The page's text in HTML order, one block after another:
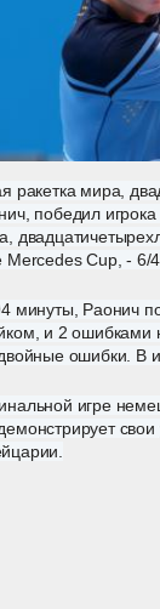
ракетка мира,
победил
Mercedes Cup, - 6/
минуты, Раонич
и 2 ошибками
ошибки. В
игре